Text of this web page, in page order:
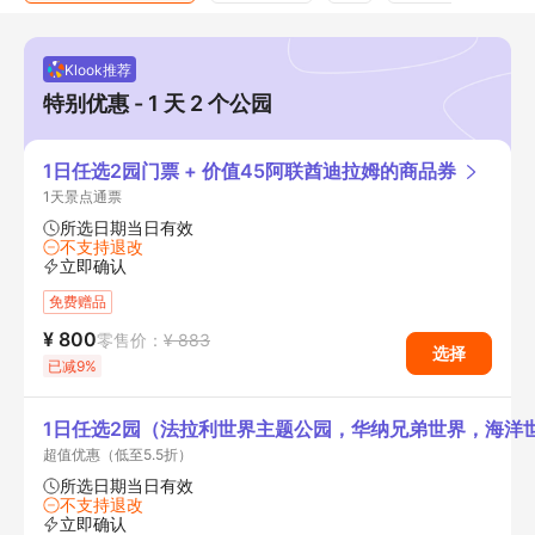
Klook推荐
特别优惠 - 1 天 2 个公园
1日任选2园门票 + 价值45阿联酋迪拉姆的商品券
1天景点通票
所选日期当日有效
不支持退改
立即确认
免费赠品
零售价： ¥ 883
¥ 800
已减9%
选择
1日任选2园（法拉利世界主题公园，华纳兄弟世界，海洋
超值优惠（低至5.5折）
所选日期当日有效
不支持退改
立即确认